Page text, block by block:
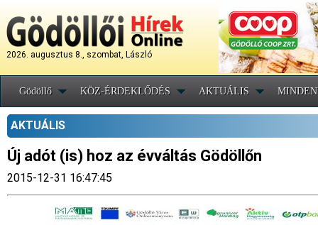
2026. augusztus 8., szombat, László
Gödöllő KÖZ-ÉRDEKLŐDÉS AKTUÁLIS
AKTUÁLIS
Új adót (is) hoz az évváltás Gödöllőn
2015-12-31 16:47:45